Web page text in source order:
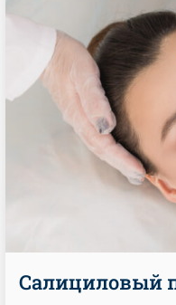
Салициловый